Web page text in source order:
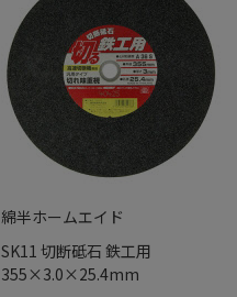
綿半ホームエイド
SK11 切断砥石 鉄工用
355×3.0×25.4mm